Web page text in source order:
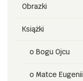
Obrazki
Książki
o Bogu Ojcu
o Matce Eugenii